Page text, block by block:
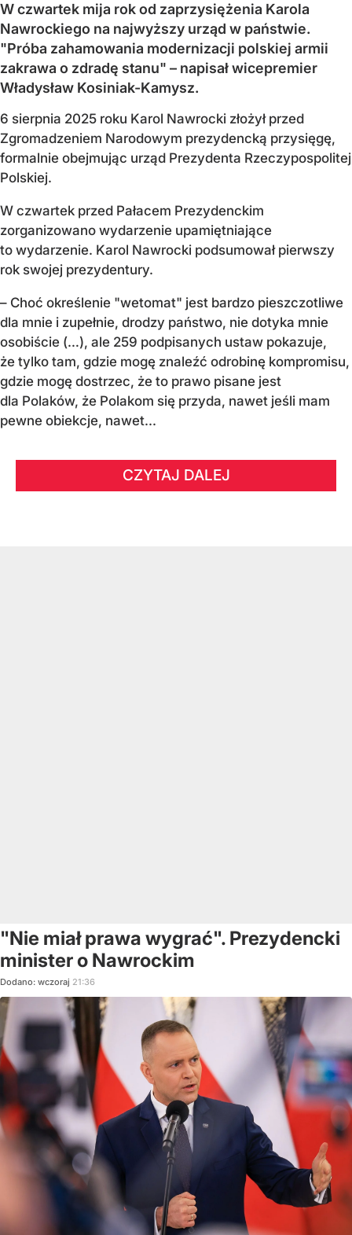
W czwartek mija rok od zaprzysiężenia Karola
Nawrockiego na najwyższy urząd w państwie.
"Próba zahamowania modernizacji polskiej armii
zakrawa o zdradę stanu" – napisał wicepremier
Władysław Kosiniak-Kamysz.
6 sierpnia 2025 roku Karol Nawrocki złożył przed
Zgromadzeniem Narodowym prezydencką przysięgę,
formalnie obejmując urząd Prezydenta Rzeczypospolitej
Polskiej.
W czwartek przed Pałacem Prezydenckim
zorganizowano wydarzenie upamiętniające
to wydarzenie. Karol Nawrocki podsumował pierwszy
rok swojej prezydentury.
– Choć określenie "wetomat" jest bardzo pieszczotliwe
dla mnie i zupełnie, drodzy państwo, nie dotyka mnie
osobiście (…), ale 259 podpisanych ustaw pokazuje,
że tylko tam, gdzie mogę znaleźć odrobinę kompromisu,
gdzie mogę dostrzec, że to prawo pisane jest
dla Polaków, że Polakom się przyda, nawet jeśli mam
pewne obiekcje, nawet...
CZYTAJ DALEJ
"Nie miał prawa wygrać". Prezydencki
minister o Nawrockim
Dodano: wczoraj 21:36